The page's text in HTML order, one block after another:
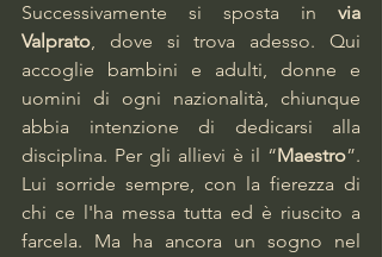
Successivamente si sposta in via
Valprato, dove si trova adesso. Qui
accoglie bambini e adulti, donne e
uomini di ogni nazionalità, chiunque
abbia intenzione di dedicarsi alla
disciplina. Per gli allievi è il “Maestro”.
Lui sorride sempre, con la fierezza di
chi ce l'ha messa tutta ed è riuscito a
farcela. Ma ha ancora un sogno nel